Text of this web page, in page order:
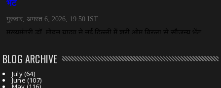
BLOG ARCHIVE
July(64)
June(107)